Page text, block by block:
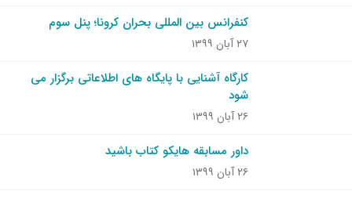
کنفرانس بین المللی بحران کرونا؛ پنل سوم
۲۷ آبان ۱۳۹۹
کارگاه آشنایی با پایگاه های اطلاعاتی برگزار می
شود
۲۶ آبان ۱۳۹۹
داور مسابقه هایکو کتاب باشید
۲۶ آبان ۱۳۹۹